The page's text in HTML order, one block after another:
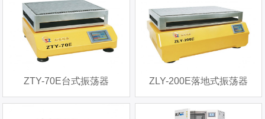
ZTY-70E台式振荡器 ZLY-200E落地式振荡器